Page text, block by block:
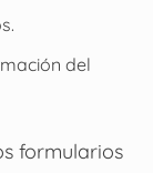
del
formularios